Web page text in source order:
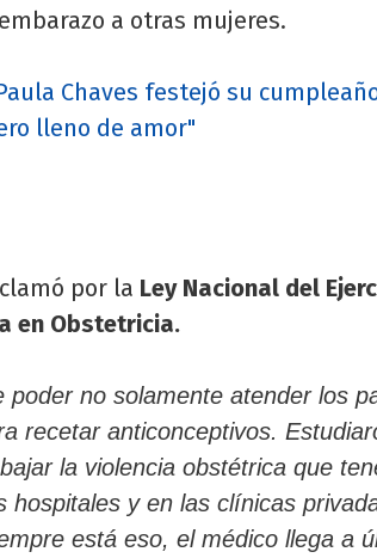
a otras mujeres.
Chaves festejó su
lleno de amor"
por la Ley Nacional del
en Obstetricia.
poder no solamente atender los
recetar anticonceptivos.
la violencia obstétrica que
hospitales y en las clínicas
está eso, el médico llega a